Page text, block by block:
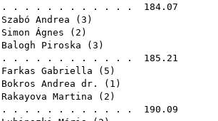
. . . . . . . . . . . 184.07
Szabó Andrea ( 3 )
Simon Ágnes ( 2 )
Balogh Piroska ( 3 )
. . . . . . . . . . . 185.21
Farkas Gabriella ( 5 )
Bokros Andrea dr.
( 1 )
Rakayova Martina ( 2 )
. . . . . . . . . . . 190.09